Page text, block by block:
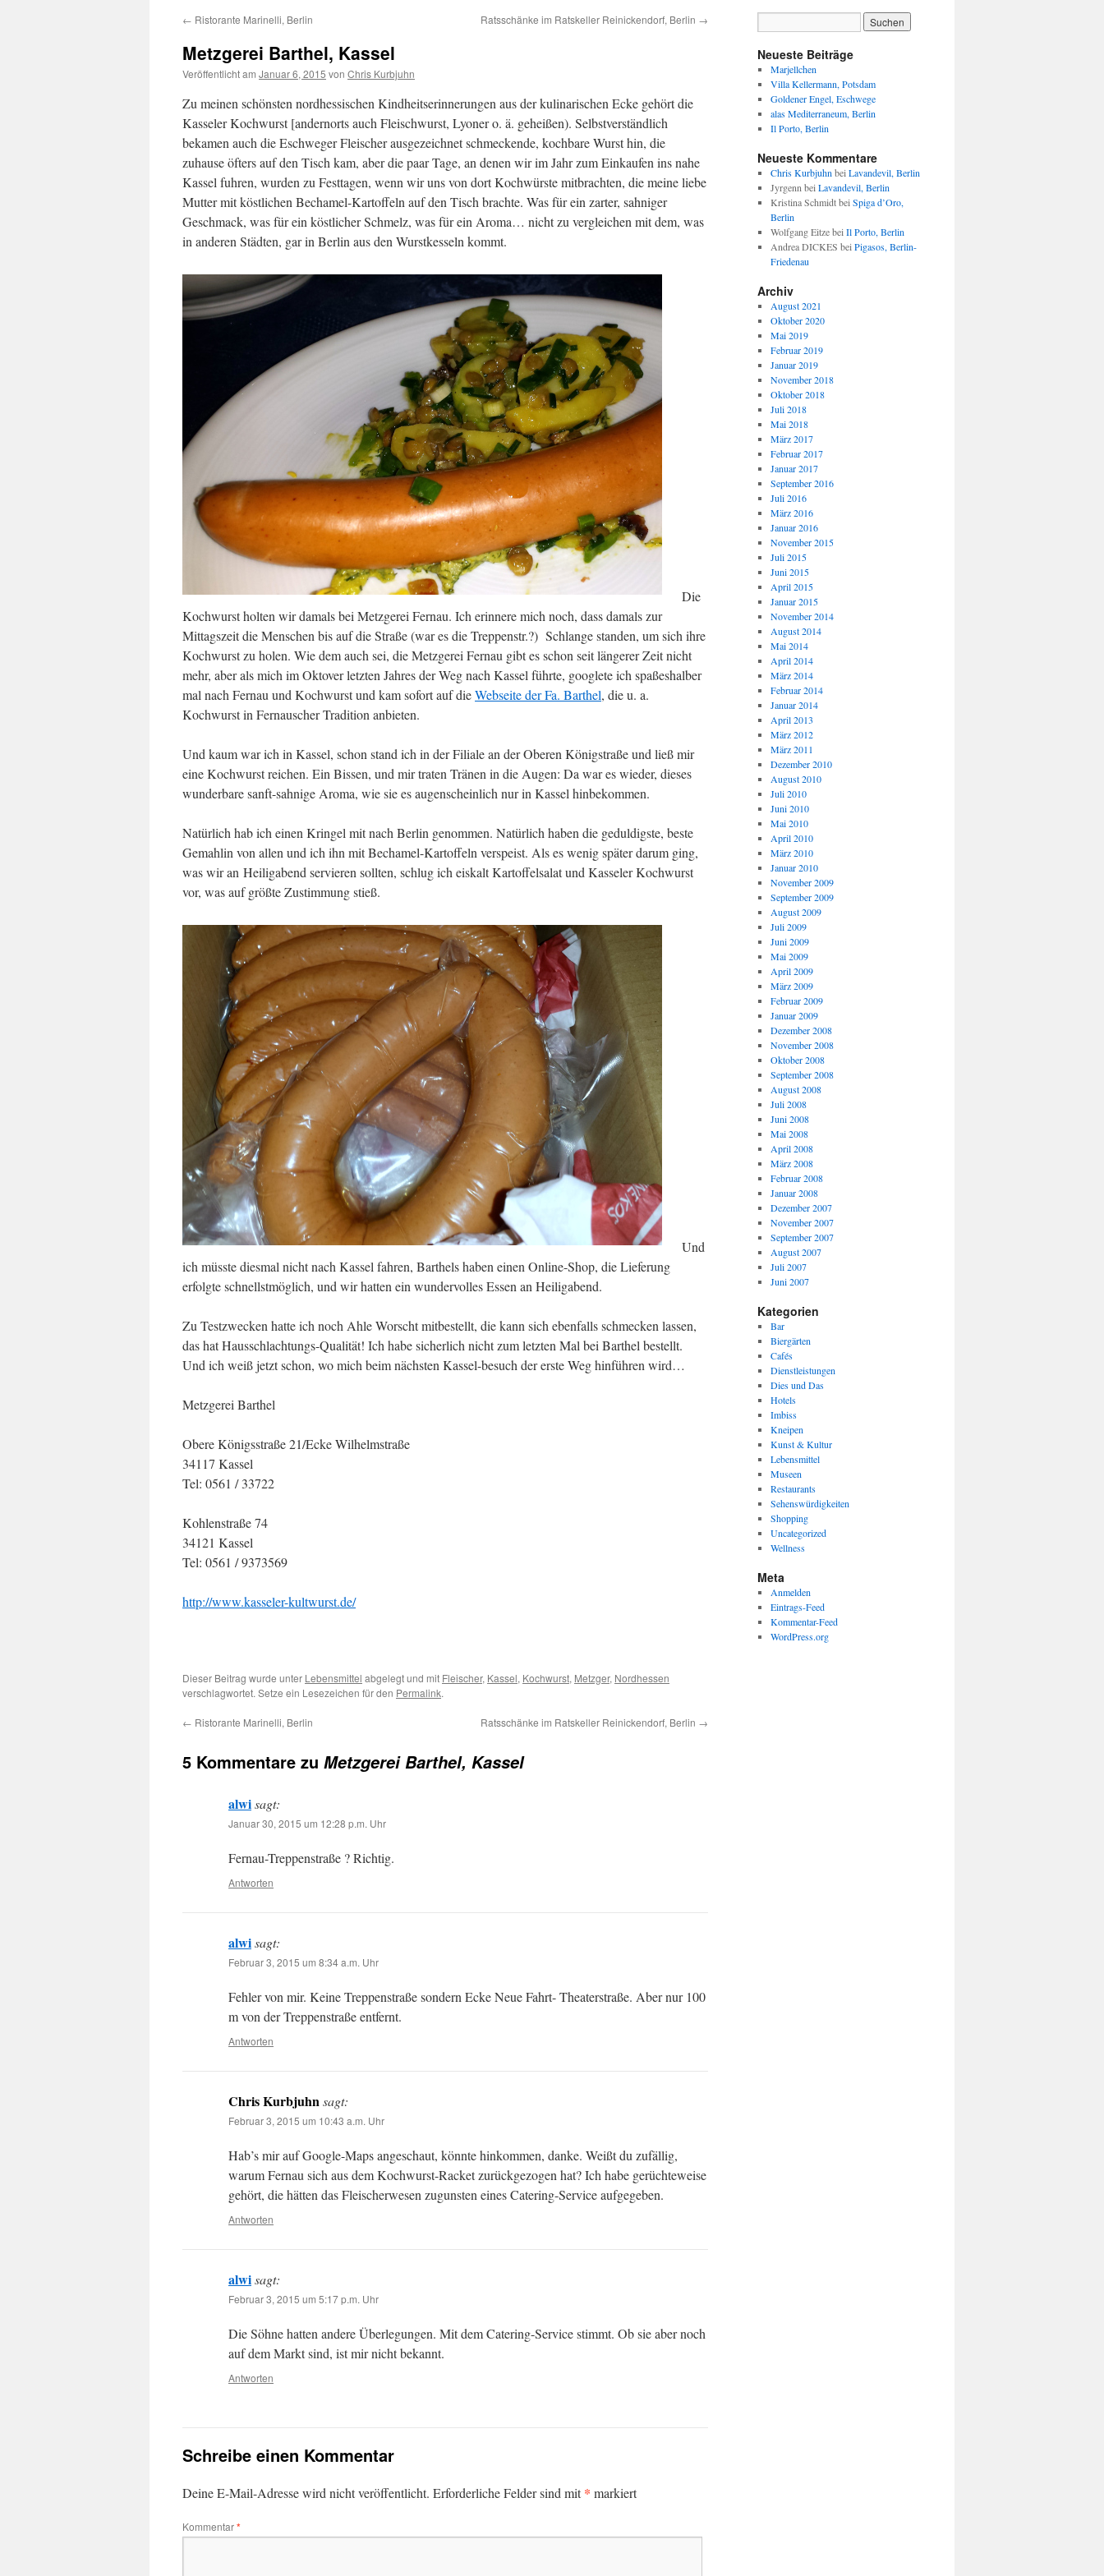
← Ristorante Marinelli, Berlin Ratsschänke im Ratskeller Reinickendorf, Berlin →
Metzgerei Barthel, Kassel
Veröffentlicht am Januar 6, 2015 von Chris Kurbjuhn
Zu meinen schönsten nordhessischen Kindheitserinnerungen aus der kulinarischen Ecke gehört die
Kasseler Kochwurst [andernorts auch Fleischwurst, Lyoner o. ä. geheißen). Selbstverständlich
bekamen auch die Eschweger Fleischer ausgezeichnet schmeckende, kochbare Wurst hin, die
zuhause öfters auf den Tisch kam, aber die paar Tage, an denen wir im Jahr zum Einkaufen ins nahe
Kassel fuhren, wurden zu Festtagen, wenn wir uns von dort Kochwürste mitbrachten, die meine liebe
Mutter mit köstlichen Bechamel-Kartoffeln auf den Tisch brachte. Was für ein zarter, sahniger
Geschmack, was für ein köstlicher Schmelz, was für ein Aroma… nicht zu vergleichen mit dem, was
in anderen Städten, gar in Berlin aus den Wurstkesseln kommt.
Die
Kochwurst holten wir damals bei Metzgerei Fernau. Ich erinnere mich noch, dass damals zur
Mittagszeit die Menschen bis auf die Straße (war es die Treppenstr.?) Schlange standen, um sich ihre
Kochwurst zu holen. Wie dem auch sei, die Metzgerei Fernau gibt es schon seit längerer Zeit nicht
mehr, aber als mich im Oktover letzten Jahres der Weg nach Kassel führte, googlete ich spaßeshalber
mal nach Fernau und Kochwurst und kam sofort auf dieWebseite der Fa. Barthel, die u. a.
Kochwurst in Fernauscher Tradition anbieten.
Und kaum war ich in Kassel, schon stand ich in der Filiale an der Oberen Königstraße und ließ mir
eine Kochwurst reichen. Ein Bissen, und mir traten Tränen in die Augen: Da war es wieder, dieses
wunderbare sanft-sahnige Aroma, wie sie es augenscheinlich nur in Kassel hinbekommen.
Natürlich hab ich einen Kringel mit nach Berlin genommen. Natürlich haben die geduldigste, beste
Gemahlin von allen und ich ihn mit Bechamel-Kartoffeln verspeist. Als es wenig später darum ging,
was wir an Heiligabend servieren sollten, schlug ich eiskalt Kartoffelsalat und Kasseler Kochwurst
vor, was auf größte Zustimmung stieß.
Und
ich müsste diesmal nicht nach Kassel fahren, Barthels haben einen Online-Shop, die Lieferung
erfolgte schnellstmöglich, und wir hatten ein wundervolles Essen an Heiligabend.
Zu Testzwecken hatte ich noch Ahle Worscht mitbestellt, die kann sich ebenfalls schmecken lassen,
das hat Hausschlachtungs-Qualität! Ich habe sicherlich nicht zum letzten Mal bei Barthel bestellt.
Und ich weiß jetzt schon, wo mich beim nächsten Kassel-besuch der erste Weg hinführen wird…
Metzgerei Barthel
Obere Königsstraße 21/Ecke Wilhelmstraße
34117 Kassel
Tel: 0561 / 33722
Kohlenstraße 74
34121 Kassel
Tel: 0561 / 9373569
http://www.kasseler-kultwurst.de/
Dieser Beitrag wurde unter Lebensmittel abgelegt und mit Fleischer, Kassel, Kochwurst, Metzger, Nordhessen
verschlagwortet. Setze ein Lesezeichen für den Permalink.
← Ristorante Marinelli, Berlin Ratsschänke im Ratskeller Reinickendorf, Berlin →
5 Kommentare zu Metzgerei Barthel, Kassel
alwisagt:
Januar 30, 2015 um 12:28 p.m. Uhr
Fernau-Treppenstraße ? Richtig.
Antworten
alwisagt:
Februar 3, 2015 um 8:34 a.m. Uhr
Fehler von mir. Keine Treppenstraße sondern Ecke Neue Fahrt- Theaterstraße. Aber nur 100
m von der Treppenstraße entfernt.
Antworten
Chris Kurbjuhnsagt:
Februar 3, 2015 um 10:43 a.m. Uhr
Hab’s mir auf Google-Maps angeschaut, könnte hinkommen, danke. Weißt du zufällig,
warum Fernau sich aus dem Kochwurst-Racket zurückgezogen hat? Ich habe gerüchteweise
gehört, die hätten das Fleischerwesen zugunsten eines Catering-Service aufgegeben.
Antworten
alwisagt:
Februar 3, 2015 um 5:17 p.m. Uhr
Die Söhne hatten andere Überlegungen. Mit dem Catering-Service stimmt. Ob sie aber noch
auf dem Markt sind, ist mir nicht bekannt.
Antworten
Schreibe einen Kommentar
Deine E-Mail-Adresse wird nicht veröffentlicht. Erforderliche Felder sind mit* markiert
Kommentar*
Neueste Beiträge
Marjellchen
Villa Kellermann, Potsdam
Goldener Engel, Eschwege
alas Mediterraneum, Berlin
Il Porto, Berlin
Neueste Kommentare
Chris Kurbjuhn bei Lavandevil, Berlin
Jyrgenn bei Lavandevil, Berlin
Kristina Schmidtbei Spiga d’Oro,
Berlin
Wolfgang Eitzebei Il Porto, Berlin
Andrea DICKES bei Pigasos, Berlin-
Friedenau
Archiv
August 2021
Oktober 2020
Mai 2019
Februar 2019
Januar 2019
November 2018
Oktober 2018
Juli 2018
Mai 2018
März 2017
Februar 2017
Januar 2017
September 2016
Juli 2016
März 2016
Januar 2016
November 2015
Juli 2015
Juni 2015
April 2015
Januar 2015
November 2014
August 2014
Mai 2014
April 2014
März 2014
Februar 2014
Januar 2014
April 2013
März 2012
März 2011
Dezember 2010
August 2010
Juli 2010
Juni 2010
Mai 2010
April 2010
März 2010
Januar 2010
November 2009
September 2009
August 2009
Juli 2009
Juni 2009
Mai 2009
April 2009
März 2009
Februar 2009
Januar 2009
Dezember 2008
November 2008
Oktober 2008
September 2008
August 2008
Juli 2008
Juni 2008
Mai 2008
April 2008
März 2008
Februar 2008
Januar 2008
Dezember 2007
November 2007
September 2007
August 2007
Juli 2007
Juni 2007
Kategorien
Bar
Biergärten
Cafés
Dienstleistungen
Dies und Das
Hotels
Imbiss
Kneipen
Kunst & Kultur
Lebensmittel
Museen
Restaurants
Sehenswürdigkeiten
Shopping
Uncategorized
Wellness
Meta
Anmelden
Eintrags-Feed
Kommentar-Feed
WordPress.org